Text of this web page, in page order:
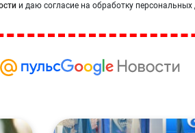
и даю согласие на обработку